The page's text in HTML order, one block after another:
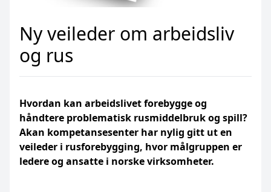
Ny veileder om arbeidsliv
og rus
Hvordan kan arbeidslivet forebygge og
håndtere problematisk rusmiddelbruk og spill?
Akan kompetansesenter har nylig gitt ut en
veileder i rusforebygging, hvor målgruppen er
ledere og ansatte i norske virksomheter.